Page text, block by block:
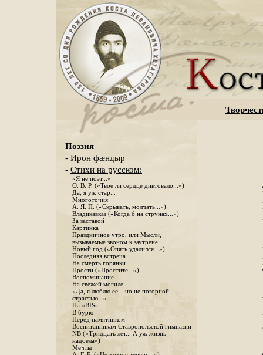
Поэзия
- Ирон фæндыр
- Стихи на русском:
«Я не поэт...»
О. В. Р. («Твое ли сердце диктовало...»)
Да, я уж стар...
Многоточия
А. Я. П. («Скрывать, молчать...»)
Владикавказ («Когда б на струнах...»)
За заставой
Картинка
Праздничное утро, или Мысли,
вызываемые звоном к заутрене
Новый год («Опять удалился...»)
Последняя встреча
На смерть горянки
Прости («Простите...»)
Воспоминание
На свежей могиле
«Да, я люблю ее... но не позорной
страстью...»
На «BIS»
В бурю
Перед памятником
Воспитанникам Ставропольской гимназии
NB («Тридцать лет... А уж жизнь
надоела»)
Мечты